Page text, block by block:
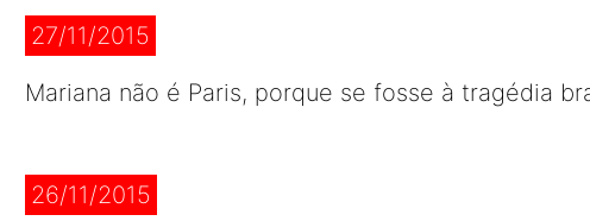
27/11/2015
Mariana não é Paris, porque se fosse à tragédia
26/11/2015